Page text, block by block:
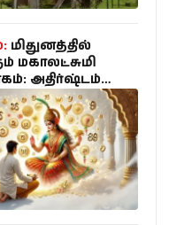
மிதுனத்தில்
மகாலட்சுமி
அதிர்ஷ்டம்
3 ராசிகள்